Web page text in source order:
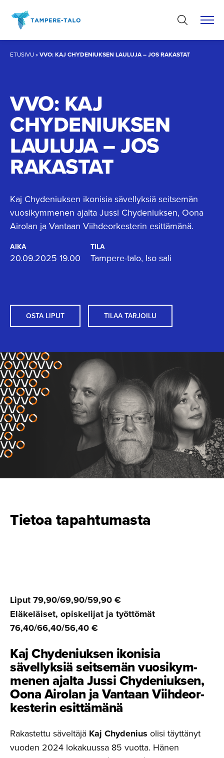
sisältöön
ETUSIVU»VVO: KAJ CHYDENIUKSEN LAULUJA – JOS RAKASTAT
VVO: KAJ
CHYDENIUKSEN
LAULUJA – JOS
RAKASTAT
Kaj Chydeniuksen ikonisia sävellyksiä seitsemän
vuosikymmenen ajalta Jussi Chydeniuksen, Oona
Airolan ja Vantaan Viihdeorkesterin esittämänä.
AIKA
20.09.2025 19.00
TILA
Tampere-talo, Iso sali
OSTA LIPUT TILAA TARJOILU
Tietoa tapahtumasta
Liput 79,90/69,90/59,90 €
Eläkeläiset, opiskelijat ja työttömät
76,40/66,40/56,40 €
Kaj Chydeniuksen ikonisia
sävellyksiä seitsemän vuosikym­
menen ajalta Jussi Chydeniuksen,
Oona Airolan ja Vantaan Viihdeor­
kes­terin esittämänä
Rakastettu säveltäjä Kaj Chydenius olisi täyttänyt
vuoden 2024 lokakuussa 85 vuotta. Hänen